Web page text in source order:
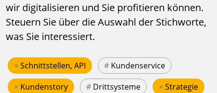
wir digitalisieren und Sie profitieren können.
Steuern Sie über die Auswahl der Stichworte,
was Sie interessiert.
× Schnittstellen, API # Kundenservice
× Kundenstory # Drittsysteme × Strategie